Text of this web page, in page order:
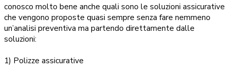
conosco molto bene anche quali sono le soluzioni assicurative
che vengono proposte quasi sempre senza fare nemmeno
un’analisi preventiva ma partendo direttamente dalle
soluzioni:
1) Polizze assicurative